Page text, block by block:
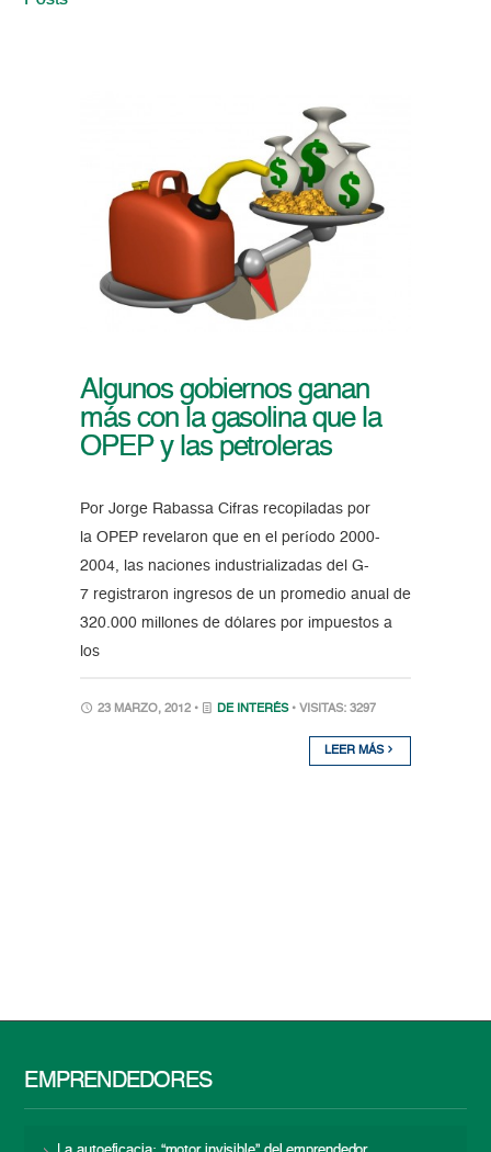
Algunos gobiernos ganan
más con la gasolina que la
OPEP y las petroleras
Por Jorge Rabassa Cifras recopiladas por
la OPEP revelaron que en el período 2000-
2004, las naciones industrializadas del G-
7 registraron ingresos de un promedio anual de
320.000 millones de dólares por impuestos a
los
23 MARZO, 2012 • DE INTERÉS • VISITAS: 3297
LEER MÁS
EMPRENDEDORES